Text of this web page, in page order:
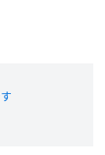
日間かかる場合
。